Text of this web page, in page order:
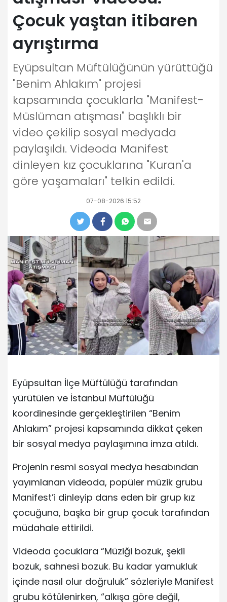
Çocuk yaştan itibaren
ayrıştırma
Eyüpsultan Müftülüğünün yürüttüğü
"Benim Ahlakım" projesi
kapsamında çocuklarla "Manifest-
Müslüman atışması" başlıklı bir
video çekilip sosyal medyada
paylaşıldı. Videoda Manifest
dinleyen kız çocuklarına "Kuran'a
göre yaşamaları" telkin edildi.
07-08-2026 15:52
Eyüpsultan İlçe Müftülüğü tarafından
yürütülen ve İstanbul Müftülüğü
koordinesinde gerçekleştirilen “Benim
Ahlakım” projesi kapsamında dikkat çeken
bir sosyal medya paylaşımına imza atıldı.
Projenin resmi sosyal medya hesabından
yayımlanan videoda, popüler müzik grubu
Manifest’i dinleyip dans eden bir grup kız
çocuğuna, başka bir grup çocuk tarafından
müdahale ettirildi.
Videoda çocuklara “Müziği bozuk, şekli
bozuk, sahnesi bozuk. Bu kadar yamukluk
içinde nasıl olur doğruluk” sözleriyle Manifest
grubu kötülenirken, “alkışa göre değil,